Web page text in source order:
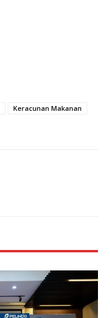
Keracunan Makanan